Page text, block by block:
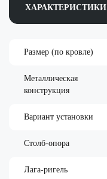
ХАРАКТЕРИСТИКИ
Размер (по кровле)
Металлическая
конструкция
Вариант установки
Столб-опора
Лага-ригель